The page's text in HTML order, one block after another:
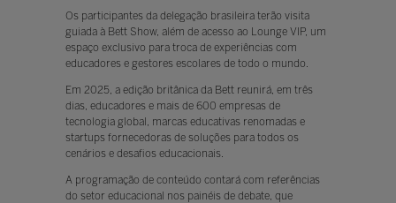
Os participantes da delegação brasileira terão visita
guiada à Bett Show, além de acesso ao Lounge VIP, um
espaço exclusivo para troca de experiências com
educadores e gestores escolares de todo o mundo.
Em 2025, a edição britânica da Bett reunirá, em três
dias, educadores e mais de 600 empresas de
tecnologia global, marcas educativas renomadas e
startups fornecedoras de soluções para todos os
cenários e desafios educacionais.
A programação de conteúdo contará com referências
do setor educacional nos painéis de debate, que